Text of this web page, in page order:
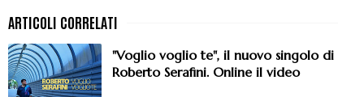
"Voglio voglio te", il nuovo singolo di
Roberto Serafini. Online il video